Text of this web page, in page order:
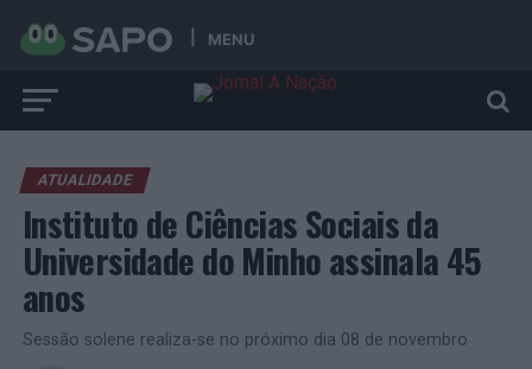
MENU
ATUALIDADE
Instituto de Ciências Sociais da
Universidade do Minho assinala 45
anos
Sessão solene realiza-se no próximo dia 08 de novembro